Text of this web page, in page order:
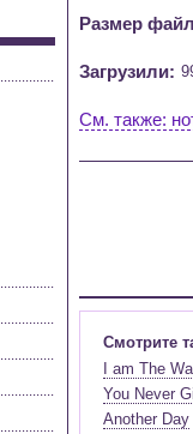
Размер
Загрузили:
См. также:
Смотрите
I am The
You Never
Another Day